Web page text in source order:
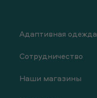
Адаптивная одежда
Сотрудничество
Наши магазины